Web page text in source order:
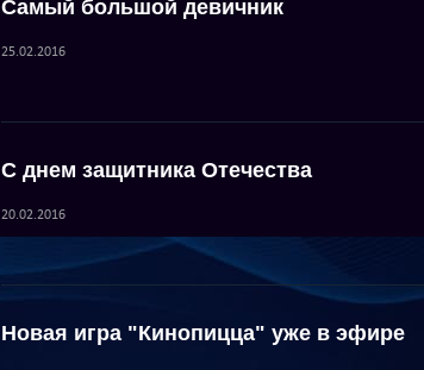
Самый большой девичник
25.02.2016
С днем защитника Отечества
20.02.2016
Новая игра "Кинопицца" уже в эфире